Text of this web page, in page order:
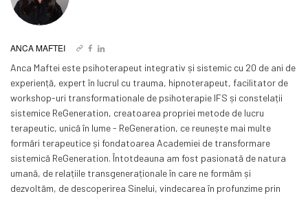
ANCA MAFTEI
Anca Maftei este psihoterapeut integrativ și sistemic cu 20 de ani de
experiență, expert în lucrul cu trauma, hipnoterapeut, facilitator de
workshop-uri transformationale de psihoterapie IFS și constelații
sistemice ReGeneration, creatoarea propriei metode de lucru
terapeutic, unică în lume - ReGeneration, ce reunește mai multe
formări terapeutice și fondatoarea Academiei de transformare
sistemică ReGeneration. Întotdeauna am fost pasionată de natura
umană, de relațiile transgeneraționale în care ne formăm și
dezvoltăm, de descoperirea Sinelui, vindecarea în profunzime prin